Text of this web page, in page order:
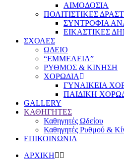
ΑΙΜΟΔΟΣΙΑ
ΠΟΛΙΤΙΣΤΙΚΕΣ
ΣΥΝΤΡΟΦΙΑ
ΕΙΚΑΣΤΙΚΕΣ
ΣΧΟΛΕΣ
ΩΔΕΙΟ
“ΕΜΜΕΛΕΙΑ”
ΡΥΘΜΟΣ & ΚΙΝΗΣΗ
ΧΟΡΩΔΙΑ
ΓΥΝΑΙΚΕΙΑ
ΠΑΙΔΙΚΗ
GALLERY
ΚΑΘΗΓΗΤΕΣ
Καθηγητές Ωδείου
Καθηγητές Ρυθμού &
ΕΠΙΚΟΙΝΩΝΙΑ
ΑΡΧΙΚΗ